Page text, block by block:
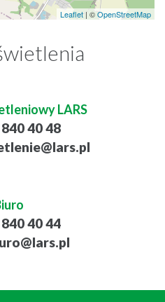
Leaflet | ©OpenStreetMap
LARS
40 48
40 44